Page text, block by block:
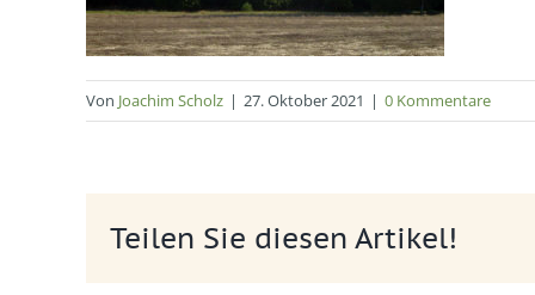
Von Joachim Scholz | 27. Oktober 2021 | 0 Kommentare
Teilen Sie diesen Artikel!